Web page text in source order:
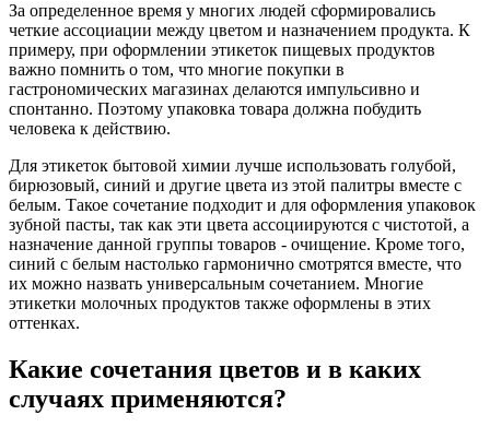
За определенное время у многих людей сформировались
четкие ассоциации между цветом и назначением продукта. К
примеру, при оформлении этикеток пищевых продуктов
важно помнить о том, что многие покупки в
гастрономических магазинах делаются импульсивно и
спонтанно. Поэтому упаковка товара должна побудить
человека к действию.
Для этикеток бытовой химии лучше использовать голубой,
бирюзовый, синий и другие цвета из этой палитры вместе с
белым. Такое сочетание подходит и для оформления упаковок
зубной пасты, так как эти цвета ассоциируются с чистотой, а
назначение данной группы товаров - очищение. Кроме того,
синий с белым настолько гармонично смотрятся вместе, что
их можно назвать универсальным сочетанием. Многие
этикетки молочных продуктов также оформлены в этих
оттенках.
Какие сочетания цветов и в каких
случаях применяются?